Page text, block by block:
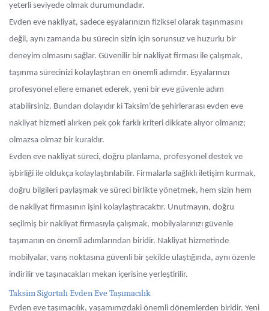
yeterli seviyede olmak durumundadır.
Evden eve nakliyat, sadece eşyalarınızın fiziksel olarak taşınmasını
değil, aynı zamanda bu sürecin sizin için sorunsuz ve huzurlu bir
deneyim olmasını sağlar. Güvenilir bir nakliyat firması ile çalışmak,
taşınma sürecinizi kolaylaştıran en önemli adımdır. Eşyalarınızı
profesyonel ellere emanet ederek, yeni bir eve güvenle adım
atabilirsiniz. Bundan dolayıdır ki Taksim’de şehirlerarası evden eve
nakliyat hizmeti alırken pek çok farklı kriteri dikkate alıyor olmanız;
olmazsa olmaz bir kuraldır.
Evden eve nakliyat süreci, doğru planlama, profesyonel destek ve
işbirliği ile oldukça kolaylaştırılabilir. Firmalarla sağlıklı iletişim kurmak,
doğru bilgileri paylaşmak ve süreci birlikte yönetmek, hem sizin hem
de nakliyat firmasının işini kolaylaştıracaktır. Unutmayın, doğru
seçilmiş bir nakliyat firmasıyla çalışmak, mobilyalarınızı güvenle
taşımanın en önemli adımlarından biridir. Nakliyat hizmetinde
mobilyalar, varış noktasına güvenli bir şekilde ulaştığında, aynı özenle
indirilir ve taşınacakları mekan içerisine yerleştirilir.
Taksim Sigortalı Evden Eve Taşımacılık
Evden eve taşımacılık, yaşamımızdaki önemli dönemlerden biridir. Yeni